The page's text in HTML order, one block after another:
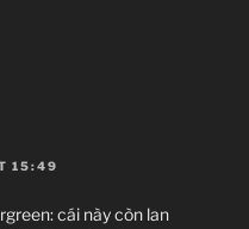
15:49
cái này còn lan